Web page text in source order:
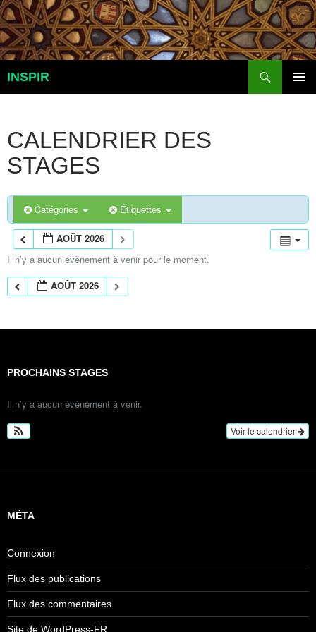
Aller
au
contenu
INSPIR
CALENDRIER DES
STAGES
Catégories Étiquettes
AOÛT 2026
Il n’y a aucun évènement à venir pour le moment.
AOÛT 2026
PROCHAINS STAGES
Il n’y a aucun évènement à venir.
Voir le calendrier
MÉTA
Connexion
Flux des publications
Flux des commentaires
Site de WordPress-FR